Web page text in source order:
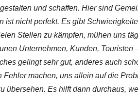
und schaffen. Hier sind
ist nicht perfekt. Es gibt
Stellen zu kämpfen, mühen uns
Unternehmen, Kunden, Touristen
gelingt sehr gut, anderes auch
Fehler machen, uns allein auf die
übersehen. Es hilft dann durchaus,